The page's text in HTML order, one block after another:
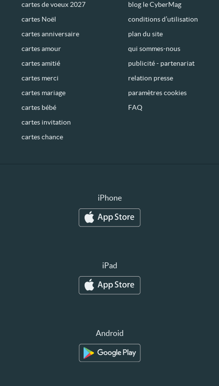
cartes de voeux 2027
cartes Noël
cartes anniversaire
cartes amour
cartes amitié
cartes merci
cartes mariage
cartes bébé
cartes invitation
cartes chance
blog le CyberMag
conditions d’utilisation
plan du site
qui sommes-nous
publicité - partenariat
relation presse
paramètres cookies
FAQ
iPhone
iPad
Android